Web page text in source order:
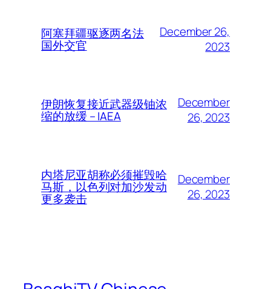
阿塞拜疆驱逐两名法
国外交官
December 26,
2023
伊朗恢复接近武器级铀浓
缩的放缓 – IAEA
December
26, 2023
内塔尼亚胡称必须摧毁哈
马斯，以色列对加沙发动
更多袭击
December
26, 2023